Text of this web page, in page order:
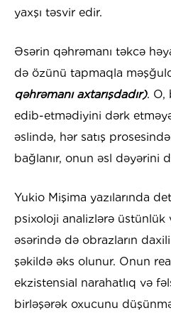
yaxşı təsvir edir.
Əsərin qəhrəmanı təkcə
də özünü tapmaqla
qəhrəmanı axtarışdadır). O,
edib-etmədiyini dərk
əslində, hər satış
bağlanır, onun əsl dəyərini
Yukio Mişima yazılarında
psixoloji analizlərə üstünlük
əsərində də obrazların
şəkildə əks olunur. Onun
ekzistensial narahatlıq və
birləşərək oxucunu